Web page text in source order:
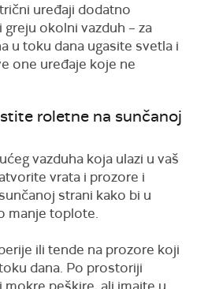
uređaji dodatno
okolni vazduh – za
u toku dana ugasite svetla i
one uređaje koje ne
roletne na sunčanoj
vazduha koja ulazi u vaš
vrata i prozore i
strani kako bi u
manje toplote.
ili tende na prozore koji
dana. Po prostoriji